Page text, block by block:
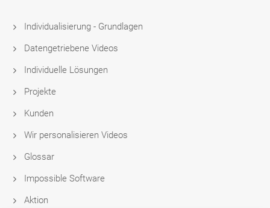
Individualisierung - Grundlagen
Datengetriebene Videos
Individuelle Lösungen
Projekte
Kunden
Wir personalisieren Videos
Glossar
Impossible Software
Aktion